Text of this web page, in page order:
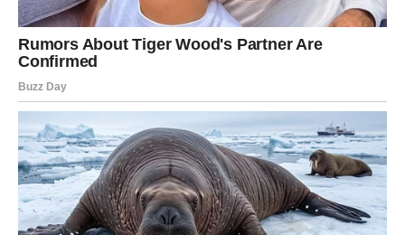
matematike paralelno s pohađanjem srednje glazbene škole.